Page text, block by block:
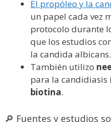
El propóleo y la
un papel cada vez
protocolo durante
que los estudios
la candida albicans.
También utilizo
para la candidiasis
biotina.
🔎 Fuentes y estudios